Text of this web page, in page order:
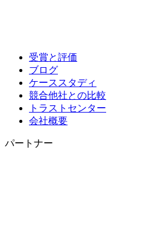
受賞と評価
ブログ
ケーススタディ
競合他社との比較
トラストセンター
会社概要
パートナー